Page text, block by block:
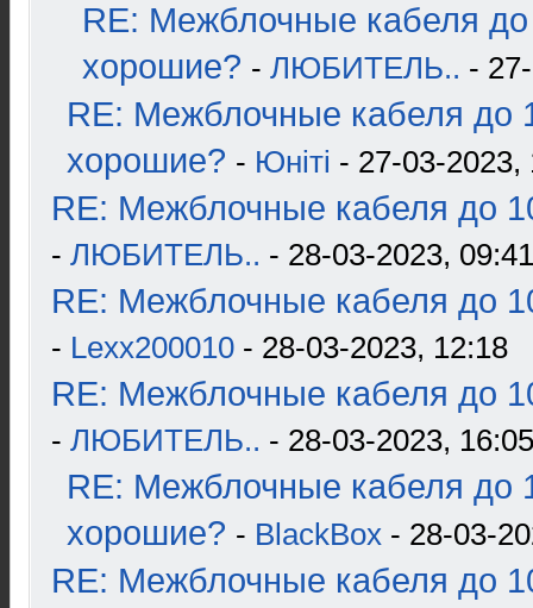
RE: Межблочные кабеля до
хорошие? - ЛЮБИТЕЛЬ.. -
RE: Межблочные кабеля до
хорошие? - Юнiтi - 27-03-2023,
RE: Межблочные кабеля до
- ЛЮБИТЕЛЬ.. - 28-03-2023, 09:41
RE: Межблочные кабеля до
- Lexx200010 - 28-03-2023, 12:18
RE: Межблочные кабеля до
- ЛЮБИТЕЛЬ.. - 28-03-2023, 16:05
RE: Межблочные кабеля до
хорошие? - BlackBox - 28-03-
RE: Межблочные кабеля до